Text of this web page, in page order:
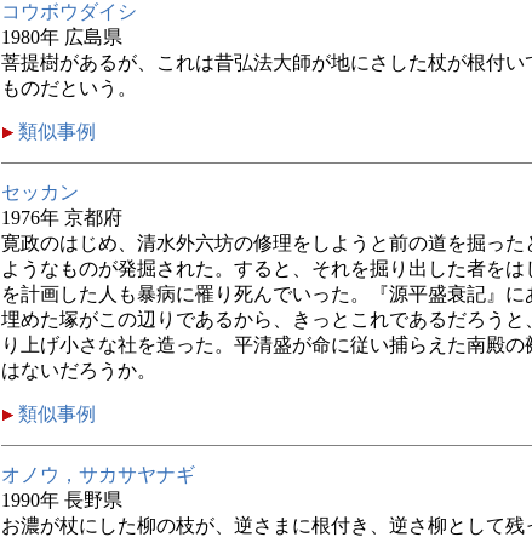
コウボウダイシ
1980年 広島県
菩提樹があるが、これは昔弘法大師が地にさした杖が根付い
ものだという。
類似事例
セッカン
1976年 京都府
寛政のはじめ、清水外六坊の修理をしようと前の道を掘った
ようなものが発掘された。すると、それを掘り出した者をは
を計画した人も暴病に罹り死んでいった。『源平盛衰記』に
埋めた塚がこの辺りであるから、きっとこれであるだろうと
り上げ小さな社を造った。平清盛が命に従い捕らえた南殿の
はないだろうか。
類似事例
オノウ，サカサヤナギ
1990年 長野県
お濃が杖にした柳の枝が、逆さまに根付き、逆さ柳として残